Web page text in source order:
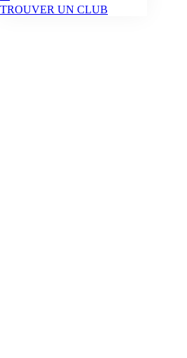
TROUVER UN CLUB